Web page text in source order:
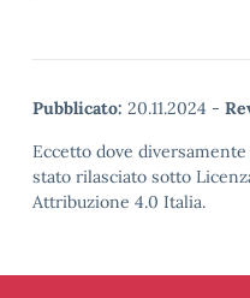
Pubblicato: 20.11.2024 -
Eccetto dove
stato rilasciato sotto
Attribuzione 4.0 Italia.